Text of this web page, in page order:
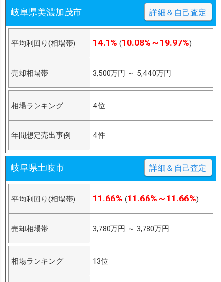
岐阜県美濃加茂市 詳細＆自己査定
平均利回り(相場帯) 14.1% (10.08%～19.97%)
売却相場帯 3,500万円 ～ 5,440万円
相場ランキング 4位
年間想定売出事例 4件
岐阜県土岐市 詳細＆自己査定
平均利回り(相場帯) 11.66% (11.66%～11.66%)
売却相場帯 3,780万円 ～ 3,780万円
相場ランキング 13位